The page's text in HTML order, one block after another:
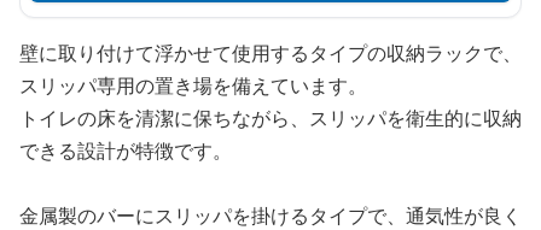
壁に取り付けて浮かせて使用するタイプの収納ラックで、
スリッパ専用の置き場を備えています。
トイレの床を清潔に保ちながら、スリッパを衛生的に収納
できる設計が特徴です。
金属製のバーにスリッパを掛けるタイプで、通気性が良く